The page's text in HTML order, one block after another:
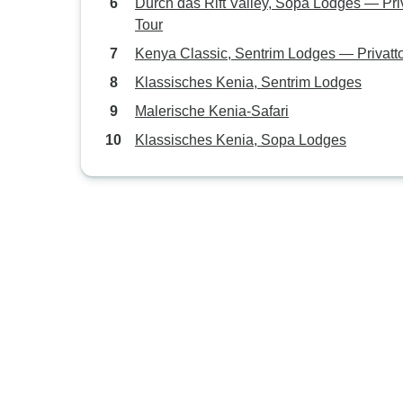
Durch das Rift Valley, Sopa Lodges —
Tour
Kenya Classic, Sentrim Lodges —
Klassisches Kenia, Sentrim Lodges
Malerische Kenia-Safari
Klassisches Kenia, Sopa Lodges